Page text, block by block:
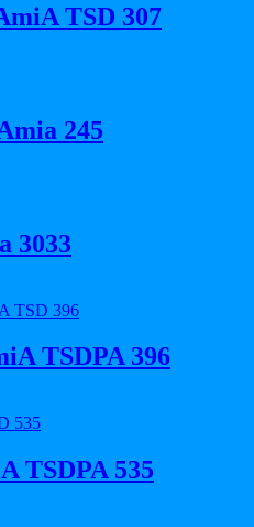
TSD 307
245
3033
TSDPA 396
TSDPA 535